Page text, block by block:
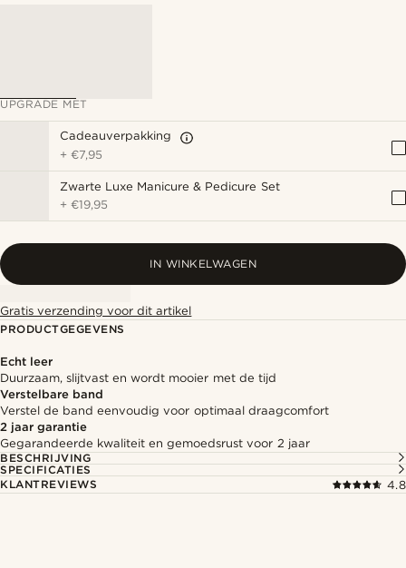
UPGRADE MET
Cadeauverpakking
+€7,95
Zwarte Luxe Manicure & Pedicure Set
+€19,95
IN WINKELWAGEN
Gratis verzending voor dit artikel
PRODUCTGEGEVENS
Echt leer
Duurzaam, slijtvast en wordt mooier met de tijd
Verstelbare band
Verstel de band eenvoudig voor optimaal draagcomfort
2 jaar garantie
Gegarandeerde kwaliteit en gemoedsrust voor 2 jaar
BESCHRIJVING
SPECIFICATIES
KLANTREVIEWS
4.8